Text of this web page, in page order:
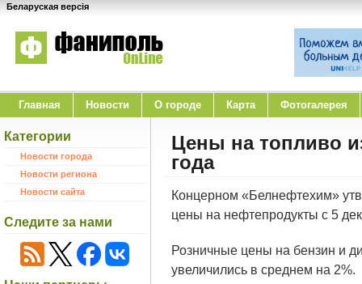
Беларуская версія
Главная Новости O городе Карта Фотогалерея
Категории
Новости города
Новости региона
Новости сайта
Следите за нами
Цены на топливо
года
Концерном «Белнефтехим»
цены на нефтепродукты с 5
Розничные цены на бензин и
увеличились в среднем на 2%.